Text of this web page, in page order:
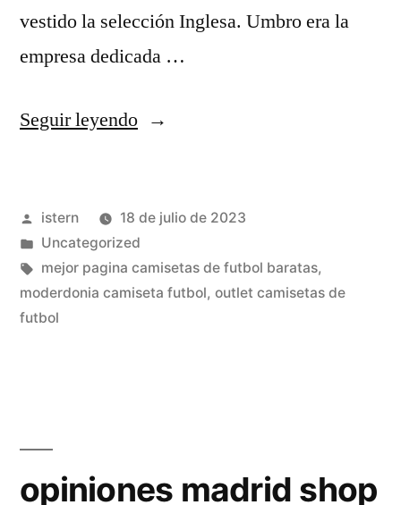
vestido la selección Inglesa. Umbro era la
empresa dedicada …
Seguir leyendo«camisetas
Publicado
por
istern
18 de julio de 2023
Publicado
en
Uncategorized
Etiquetas:
mejor pagina camisetas de futbol baratas,
moderdonia camiseta futbol, outlet camisetas de
futbol
opiniones madrid shop